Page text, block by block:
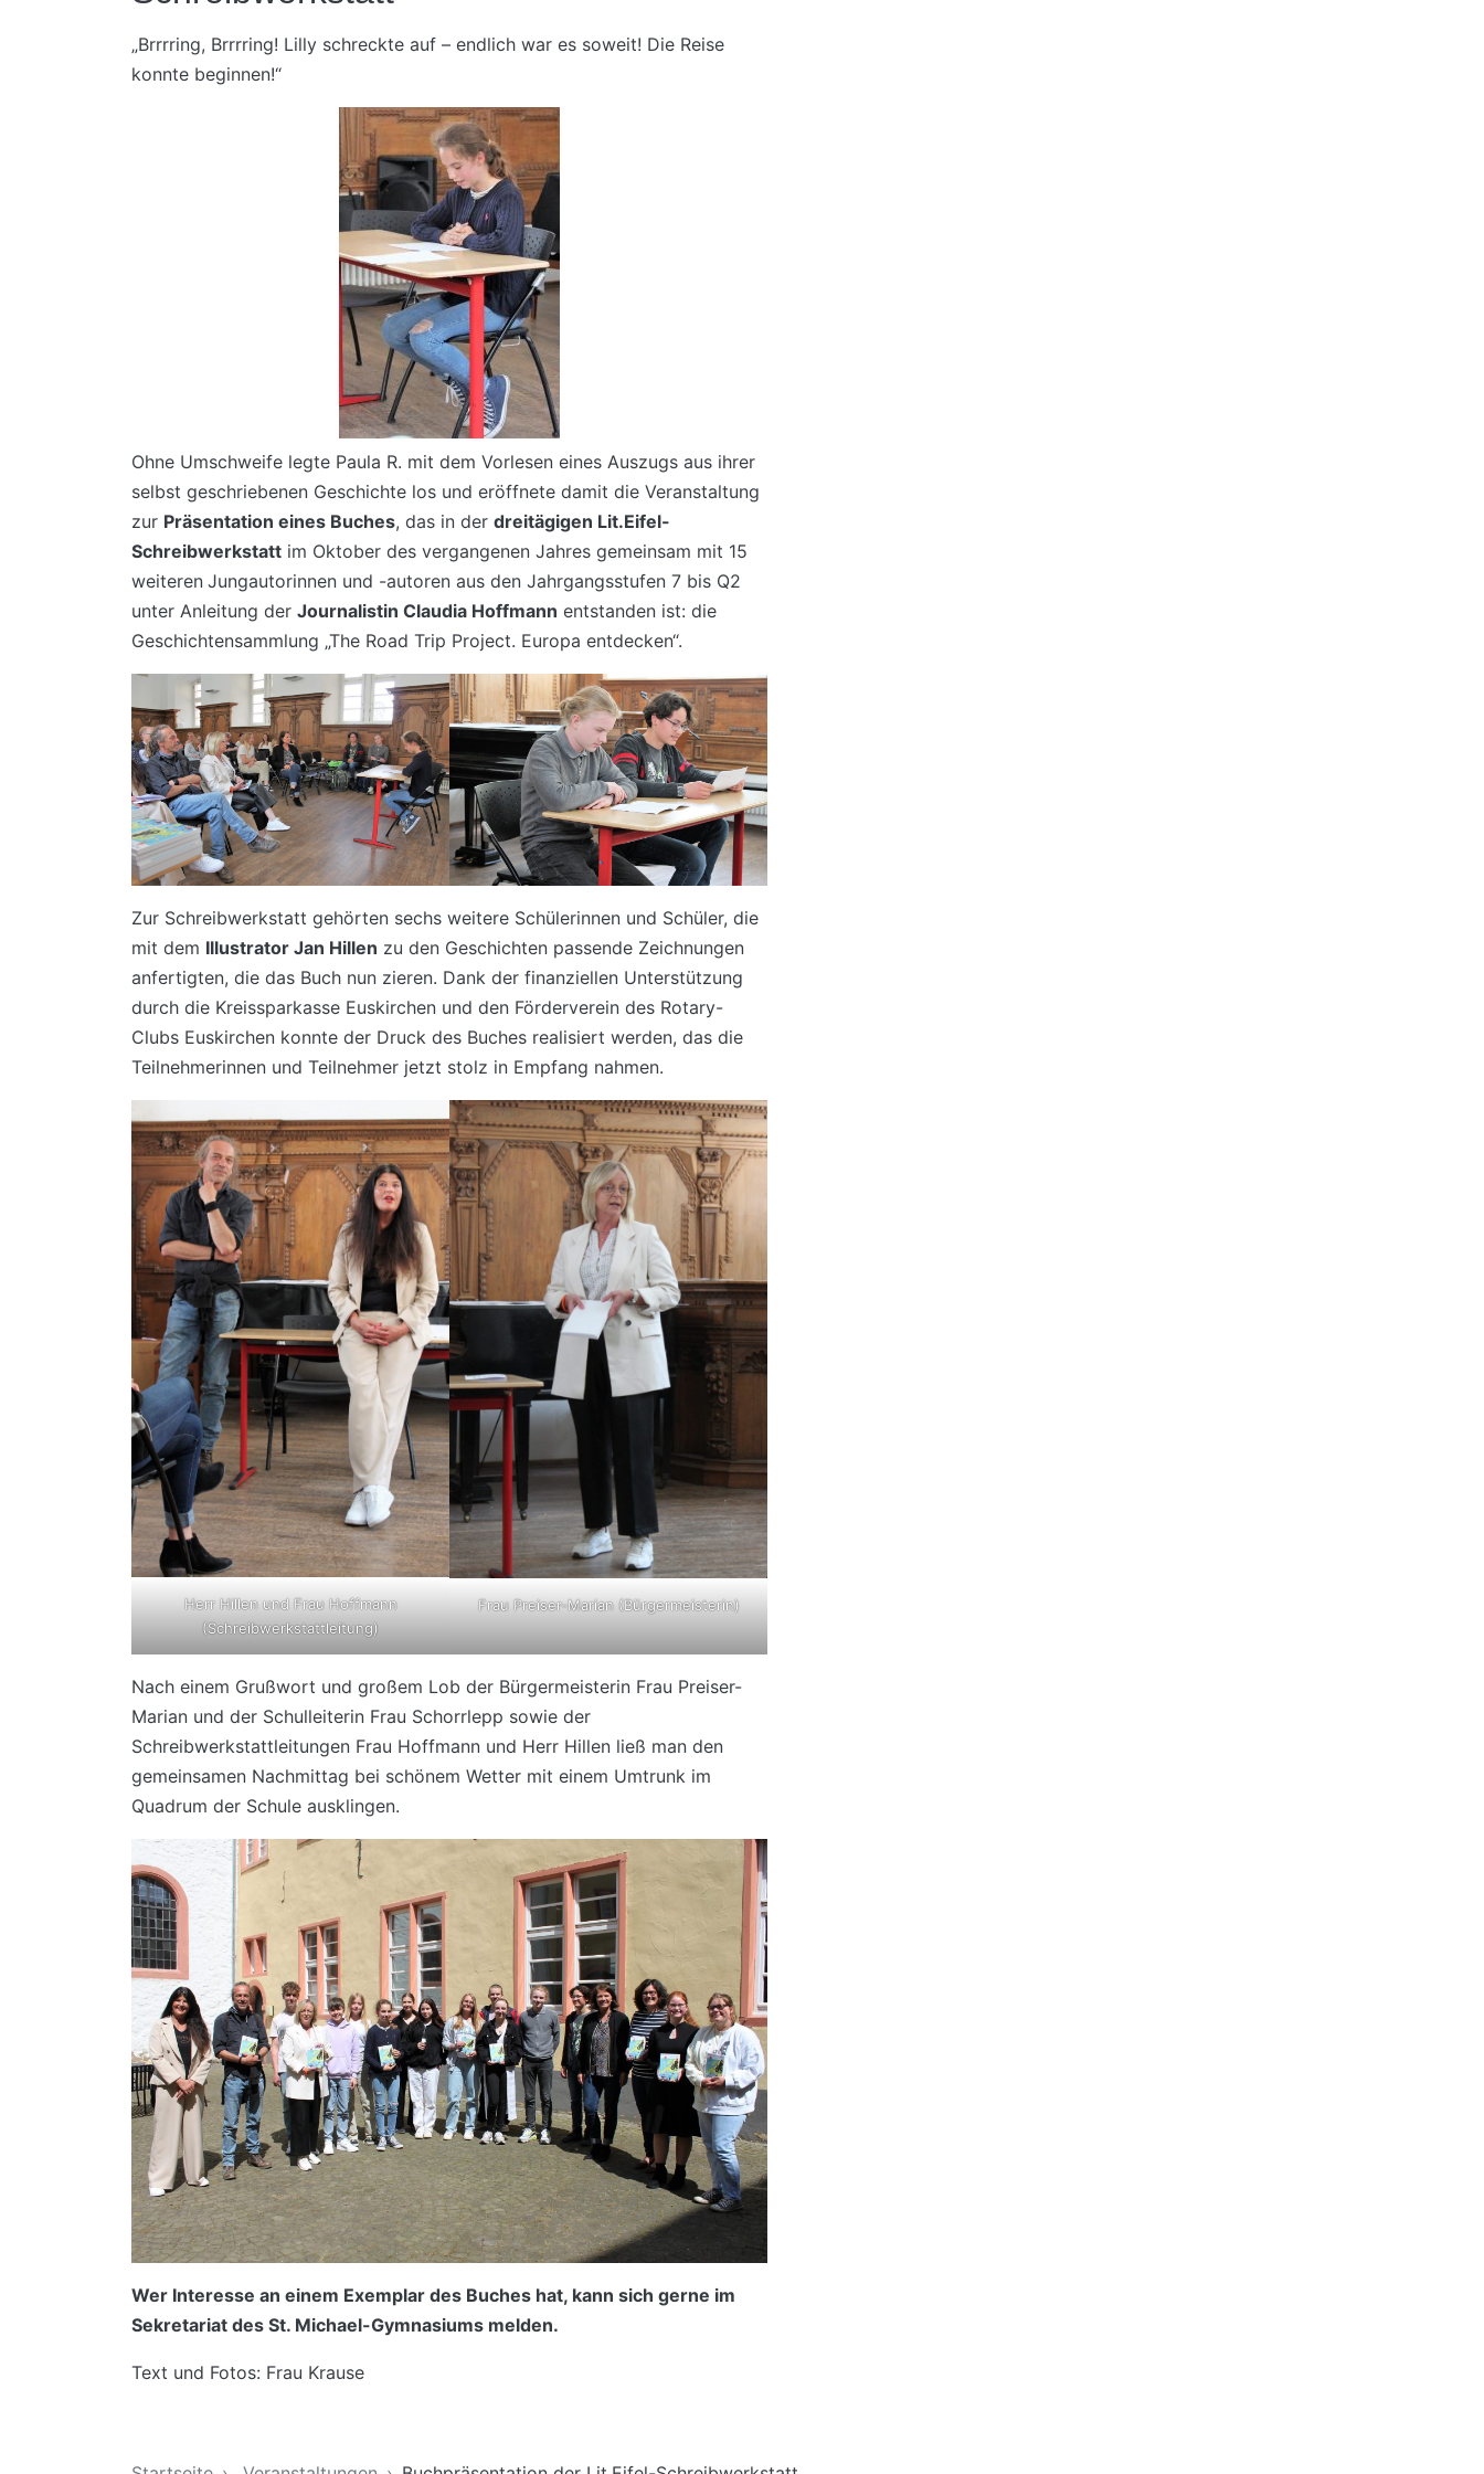
„Brrrring, Brrrring! Lilly schreckte auf – endlich war es soweit! Die Reise
konnte beginnen!“
Ohne Umschweife legte Paula R. mit dem Vorlesen eines Auszugs aus ihrer
selbst geschriebenen Geschichte los und eröffnete damit die Veranstaltung
zur Präsentation eines Buches, das in der dreitägigen Lit.Eifel-
Schreibwerkstatt im Oktober des vergangenen Jahres gemeinsam mit 15
weiteren Jungautorinnen und -autoren aus den Jahrgangsstufen 7 bis Q2
unter Anleitung der Journalistin Claudia Hoffmann entstanden ist: die
Geschichtensammlung „The Road Trip Project. Europa entdecken“.
Zur Schreibwerkstatt gehörten sechs weitere Schülerinnen und Schüler, die
mit dem Illustrator Jan Hillen zu den Geschichten passende Zeichnungen
anfertigten, die das Buch nun zieren. Dank der finanziellen Unterstützung
durch die Kreissparkasse Euskirchen und den Förderverein des Rotary-
Clubs Euskirchen konnte der Druck des Buches realisiert werden, das die
Teilnehmerinnen und Teilnehmer jetzt stolz in Empfang nahmen.
Herr Hillen und Frau Hoffmann
(Schreibwerkstattleitung)
Frau Preiser-Marian (Bürgermeisterin)
Nach einem Grußwort und großem Lob der Bürgermeisterin Frau Preiser-
Marian und der Schulleiterin Frau Schorrlepp sowie der
Schreibwerkstattleitungen Frau Hoffmann und Herr Hillen ließ man den
gemeinsamen Nachmittag bei schönem Wetter mit einem Umtrunk im
Quadrum der Schule ausklingen.
Wer Interesse an einem Exemplar des Buches hat, kann sich gerne im
Sekretariat des St. Michael-Gymnasiums melden.
Text und Fotos: Frau Krause